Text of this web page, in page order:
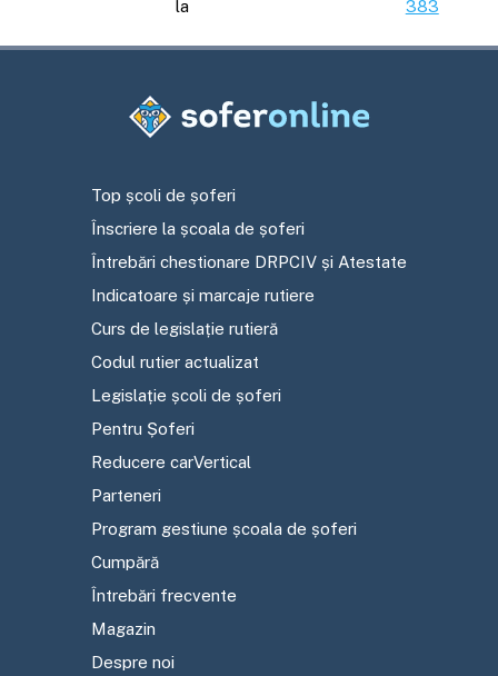
la
383
Top școli de șoferi
Înscriere la școala de șoferi
Întrebări chestionare DRPCIV și Atestate
Indicatoare și marcaje rutiere
Curs de legislație rutieră
Codul rutier actualizat
Legislație școli de șoferi
Pentru Șoferi
Reducere carVertical
Parteneri
Program gestiune școala de șoferi
Cumpără
Întrebări frecvente
Magazin
Despre noi